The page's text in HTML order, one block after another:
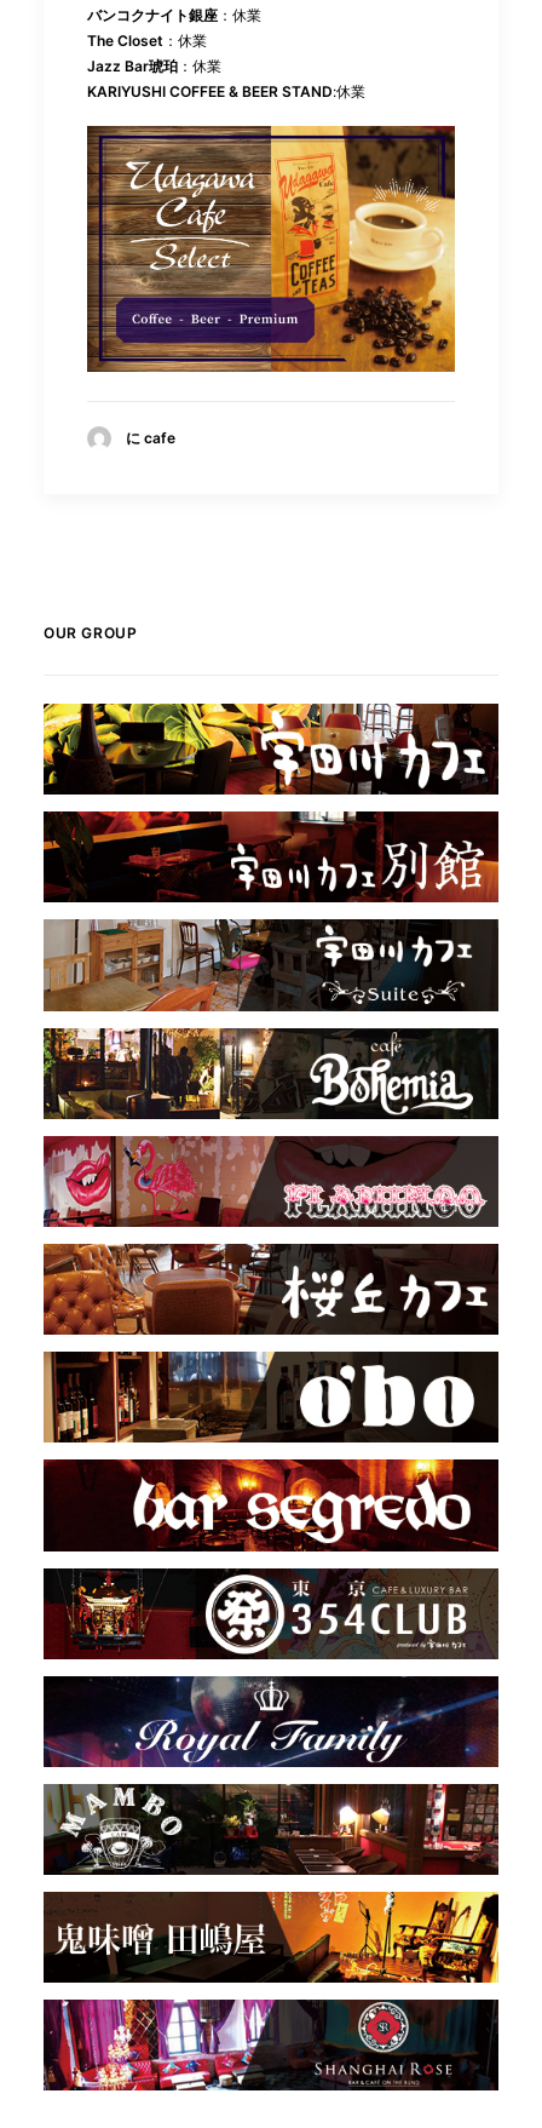
バンコクナイト銀座 ：休業
The Closet ：休業
Jazz Bar琥珀 ：休業
KARIYUSHI COFFEE & BEER STAND:休業
に cafe
OUR GROUP